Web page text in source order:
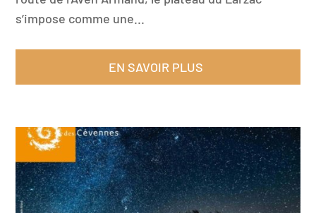
s’impose comme une...
EN SAVOIR PLUS